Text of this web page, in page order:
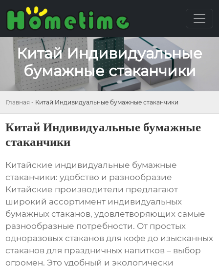
Китай Индивидуальные
бумажные стаканчики
Главная - Китай Индивидуальные бумажные стаканчики
Китай Индивидуальные бумажные
стаканчики
Китайские индивидуальные бумажные
стаканчики: удобство и разнообразие
Китайские производители предлагают
широкий ассортимент индивидуальных
бумажных стаканов, удовлетворяющих самые
разнообразные потребности. От простых
одноразовых стаканов для кофе до изысканных
стаканов для праздничных напитков – выбор
огромен. Это удобный и экологически